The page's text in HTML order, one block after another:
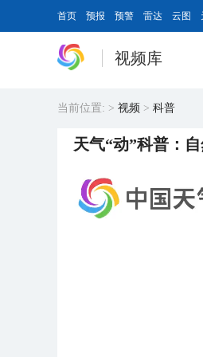
首页 预报 预警 雷达 云图
视频库
当前位置: > 视频 > 科普
天气“动”科普：